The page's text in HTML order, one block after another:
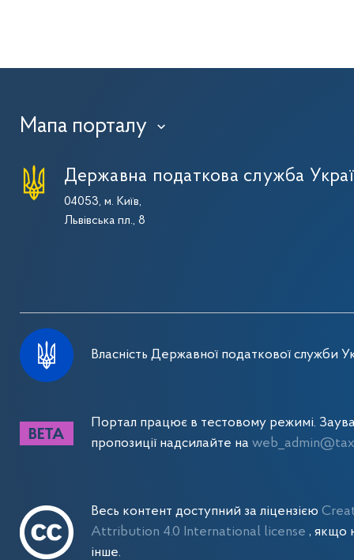
Мапа порталу ›
Державна податкова служба
04053, м. Київ,
Львівська пл., 8
Власність Державної податкової служби
Портал працює в тестовому режимі.
пропозиції надсилайте на
Весь контент доступний за ліцензією
Attribution 4.0 International license , якщо
інше.